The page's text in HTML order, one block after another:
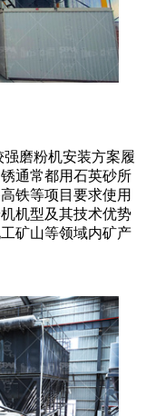
磨粉机安装方案履
通常都用石英砂所
铁等项目要求使用
机型及其技术优势
矿山等领域内矿产